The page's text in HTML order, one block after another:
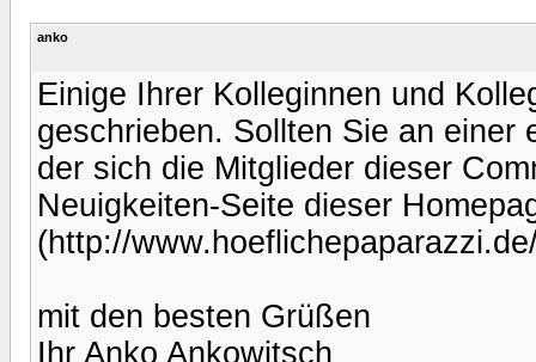
anko
Einige Ihrer Kolleginnen und
geschrieben. Sollten Sie an einer
der sich die Mitglieder dieser
Neuigkeiten-Seite dieser
(http://
mit den besten Grüßen
Ihr Anko Ankowitsch